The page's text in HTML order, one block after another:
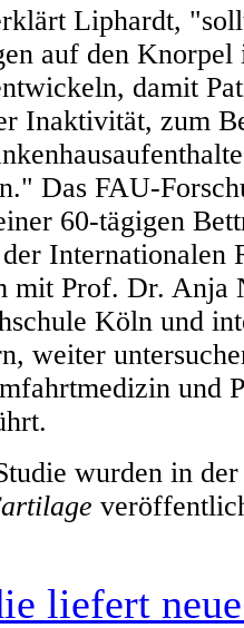
Liphardt,
auf den
damit
Inaktivität, zum
Das FAU-
60-tägigen
Internationalen
mit Prof. Dr. Anja
Köln und
weiter
und
wurden in
liefert